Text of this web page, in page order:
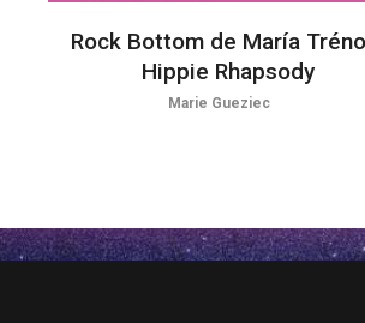
Rock Bottom de María
Hippie Rhapsody
Marie Gueziec